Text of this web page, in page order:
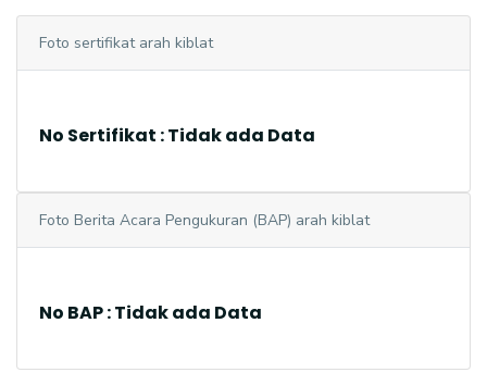
Foto sertifikat arah kiblat
No Sertifikat : Tidak ada Data
Foto Berita Acara Pengukuran (BAP) arah kiblat
No BAP : Tidak ada Data